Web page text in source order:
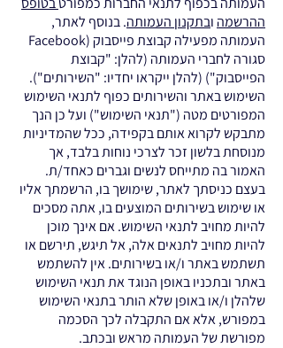
ההרשמה ובתקנון העמותה. בנוסף לאתר,
העמותה מפעילה קבוצת פייסבוק (Facebook
סגורה לחברי העמותה (להלן: "קבוצת
הפייסבוק") (להלן ייקראו יחדיו: "השירותים").
השימוש באתר והשירותים כפוף לתנאי השימוש
המפורטים מטה ("תנאי השימוש") ועל כן הנך
מתבקש לקרוא אותם בקפידה, ככל שהמדיניות
מנוסחת בלשון זכר לצרכי נוחות בלבד, אך
האמור בה מתייחס לנשים וגברים כאחד/ת.
בעצם כניסתך לאתר, שימושך בו, הרשמתך אליו
או שימוש בשירותים המוצעים בו, אתה מסכים
להיות מחויב לתנאי השימוש. אם אינך מוכן
להיות מחויב לתנאים אלה, אל תיגש, תירשם או
תשתמש באתר ו/או בשירותים. אין להשתמש
באתר ובתכניו באופן הנוגד את תנאי השימוש
שלהלן ו/או באופן שלא הותר בתנאי השימוש
במפורש, אלא אם התקבלה לכך הסכמה
מפורשת של העמותה מראש ובכתב.